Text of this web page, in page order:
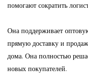
помогают сократить
Она поддерживает
прямую доставку и
дома. Она полностью
новых покупателей.